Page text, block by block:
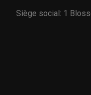
Siège social: 1